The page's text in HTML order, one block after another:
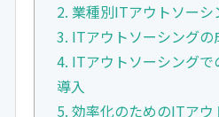
2. 業種別ITアウトソーシ
3. ITアウトソーシングの
4. ITアウトソーシング
導入
5. 効率化のためのITア